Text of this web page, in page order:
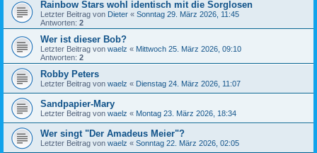
Rainbow Stars wohl identisch mit die Sorglosen
Letzter Beitrag von Dieter « Sonntag 29. März 2026, 11:45
Antworten: 2
Wer ist dieser Bob?
Letzter Beitrag von waelz « Mittwoch 25. März 2026, 09:10
Antworten: 2
Robby Peters
Letzter Beitrag von waelz « Dienstag 24. März 2026, 11:07
Sandpapier-Mary
Letzter Beitrag von waelz « Montag 23. März 2026, 18:34
Wer singt "Der Amadeus Meier"?
Letzter Beitrag von waelz « Sonntag 22. März 2026, 02:05